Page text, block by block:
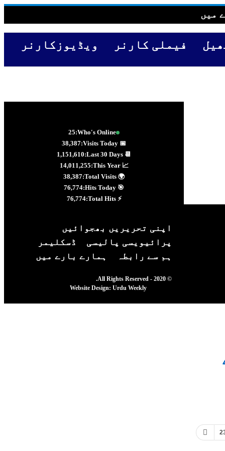
میں
فیملی کارنر
ویڈیوزکارنر
Who's Online:
25
📅 Visits Today:
38,387
📆 Last 30 Days:
1,151,610
📈 This Year:
14,011,255
🌍 Total Visits:
38,387
🎯 Hits Today:
76,774
⚡ Total Hits:
76,774
اپنی تحریریں بھجوائیں
پرائیویسی پالیسی
ڈسکلیمر
ہم سے رابطہ
ہمارے بارے میں
© 2020 - All Rights Reserved.
Website Design:Urdu Weekly